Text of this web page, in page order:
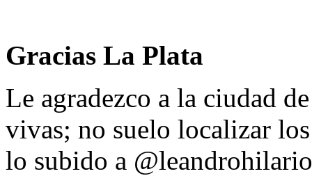
Gracias La Plata
Le agradezco a la ciudad
vivas; no suelo localizar
lo subido a